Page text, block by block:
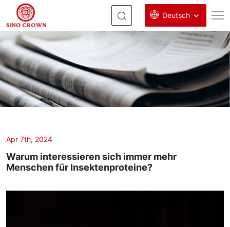
Deutsch
Mehlwurmpulver
Tierfutter
Apr 7th, 2024
Warum interessieren sich immer mehr
Menschen für Insektenproteine?